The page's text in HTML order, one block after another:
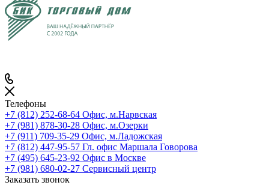
Телефоны
+7 (812) 252-68-64 Офис, м.Нарвская
+7 (981) 878-30-28 Офис, м.Озерки
+7 (911) 709-35-29 Офис, м.Ладожская
+7 (812) 447-95-57 Гл. офис Маршала Говорова
+7 (495) 645-23-92 Офис в Москве
+7 (981) 680-02-27 Сервисный центр
Заказать звонок